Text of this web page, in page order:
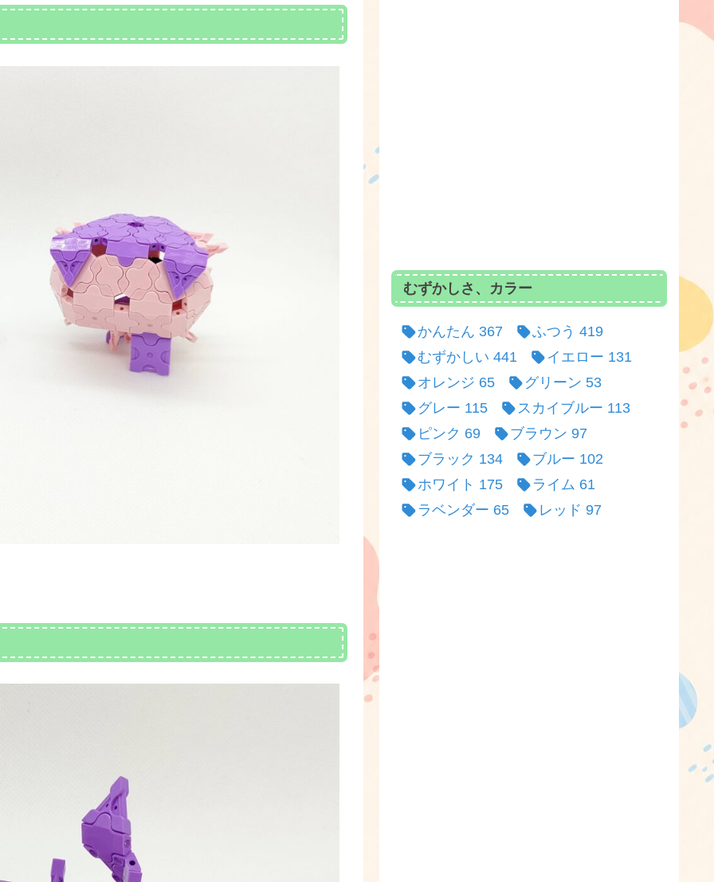
むずかしさ、カラー
かんたん 367 ふつう 419
むずかしい 441 イエロー 131
オレンジ 65 グリーン 53
グレー 115 スカイブルー 113
ピンク 69 ブラウン 97
ブラック 134 ブルー 102
ホワイト 175 ライム 61
ラベンダー 65 レッド 97